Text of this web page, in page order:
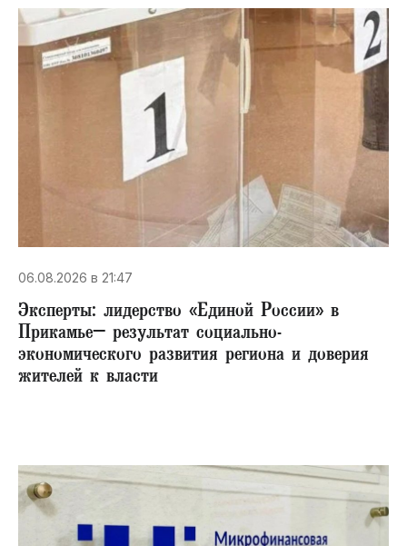
06.08.2026 в 21:47
Эксперты: лидерство «Единой России» в
Прикамье– результат социально-
экономического развития региона и доверия
жителей к власти